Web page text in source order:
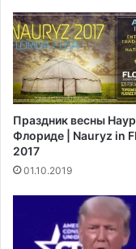
н
а
п
л
о
щ
а
д
и
2
б
р
и
т
а
н
с
к
и
й
ш
Праздник весны
Флориде | Nauryz in
2017
01.10.2019